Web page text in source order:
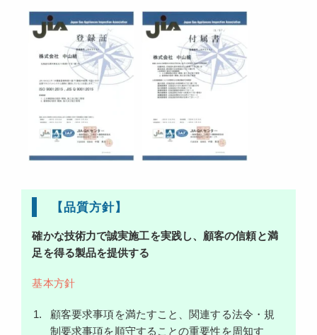
【品質方針】
確かな技術力で誠実施工を実践し、顧客の信頼と満
足を得る製品を提供する
基本方針
顧客要求事項を満たすこと、関連する法令・規
制要求事項を順守することの重要性を周知す